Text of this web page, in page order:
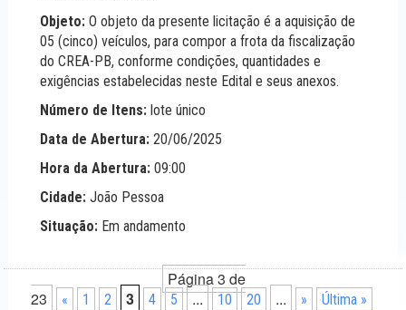
Objeto: O objeto da presente licitação é a aquisição de
05 (cinco) veículos, para compor a frota da fiscalização
do CREA-PB, conforme condições, quantidades e
exigências estabelecidas neste Edital e seus anexos.
Número de Itens: lote único
Data de Abertura: 20/06/2025
Hora da Abertura: 09:00
Cidade: João Pessoa
Situação: Em andamento
Página 3 de
23
« 1 2 3 4 5 ... 10 20 ... » Última »